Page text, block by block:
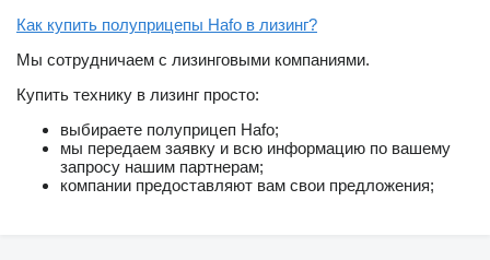
Как купить полуприцепы Hafo в лизинг?
Мы сотрудничаем с лизинговыми компаниями.
Купить технику в лизинг просто:
выбираете полуприцеп Hafo;
мы передаем заявку и всю информацию по вашему
запросу нашим партнерам;
компании предоставляют вам свои предложения;